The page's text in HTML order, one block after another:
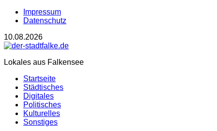
Impressum
Datenschutz
10.08.2026
Lokales aus Falkensee
Startseite
Städtisches
Digitales
Politisches
Kulturelles
Sonstiges